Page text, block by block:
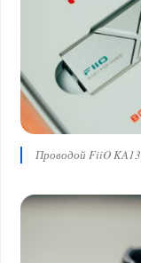
Проводой FiiO KA13